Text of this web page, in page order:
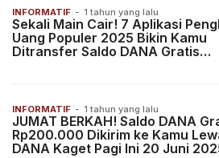
INFORMATIF - 1 tahun yang lalu
Sekali Main Cair! 7 Aplikasi
Uang Populer 2025 Bikin Kamu
Ditransfer Saldo DANA Gratis
INFORMATIF - 1 tahun yang lalu
JUMAT BERKAH! Saldo DANA
Rp200.000 Dikirim ke Kamu
DANA Kaget Pagi Ini 20 Juni